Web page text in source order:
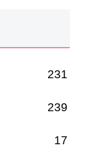
231
239
17